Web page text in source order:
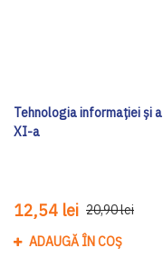
Tehnologia informaţiei şi
XI-a
12,54 lei 20,90 lei
ADAUGĂ ÎN COȘ